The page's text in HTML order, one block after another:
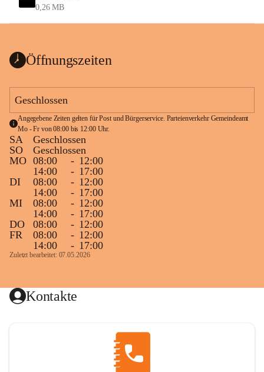
0,26 MB
Öffnungszeiten
Geschlossen
Angegebene Zeiten gelten für Post und Bürgerservice. Parteienverkehr Gemeindeamt
Mo - Fr von 08:00 bis 12:00 Uhr.
SA
Geschlossen
SO
Geschlossen
MO 08:00 - 12:00
14:00
- 17:00
DI
08:00 - 12:00
14:00
- 17:00
MI
08:00 - 12:00
14:00
- 17:00
DO
08:00 - 12:00
FR
08:00 - 12:00
14:00
- 17:00
Zuletzt bearbeitet: 07.05.2026
Kontakte